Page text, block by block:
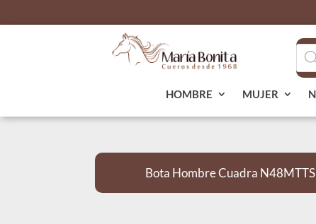
de
HOMBRE MUJER
Bota Hombre Cuadra